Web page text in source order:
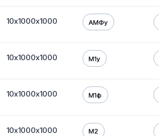
10х1000х1000 АМФу
10х1000х1000 М1у
10х1000х1000 М1ф
10х1000х1000 М2